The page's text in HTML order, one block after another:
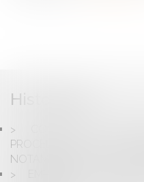
Historique
COVID-19 : QUEL
PROCÉDURE CIVILE ET
NOTAMMENT SUR LA
EMPLOYEUR : PUIS-